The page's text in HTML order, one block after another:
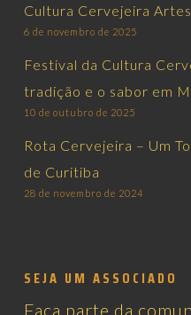
Cultura Cervejeira
6 de novembro de 2025
Festival da Cultura
tradição e o sabor em
10 de outubro de 2025
Rota Cervejeira – Um
de Curitiba
28 de novembro de 2024
SEJA UM ASSOCIADO
Faça parte da